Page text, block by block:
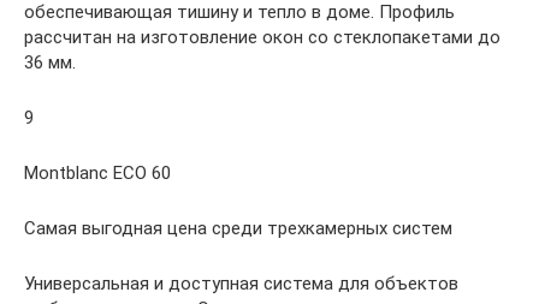
обеспечивающая тишину и тепло в доме. Профиль
рассчитан на изготовление окон со стеклопакетами до
36 мм.
9
Montblanc ECO 60
Самая выгодная цена среди трехкамерных систем
Универсальная и доступная система для объектов